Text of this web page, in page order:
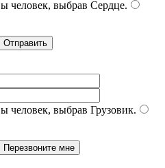
человек, выбрав Сердце.
человек, выбрав Грузовик.